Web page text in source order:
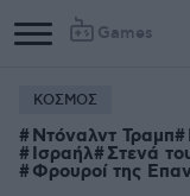
Games
ΚΟΣΜΟΣ
Ντόναλντ Τραμπ
Ισραήλ Στενά
Φρουροί της